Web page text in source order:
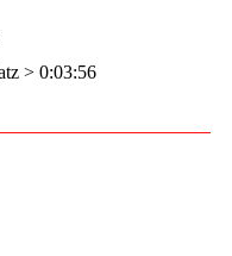
> 0:03:56